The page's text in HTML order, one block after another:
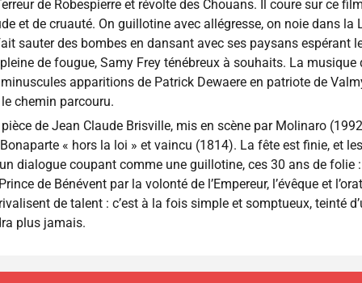
de Robespierre et révolte des Chouans. Il coure sur ce
et de cruauté. On guillotine avec allégresse, on noie dans
sauter des bombes en dansant avec ses paysans espérant
de fougue, Samy Frey ténébreux à souhaits. La musique
apparitions de Patrick Dewaere en patriote de
chemin parcouru.
de Jean Claude Brisville, mis en scène par Molinaro
« hors la loi » et vaincu (1814). La fête est finie, et
dialogue coupant comme une guillotine, ces 30 ans de folie
de Bénévent par la volonté de l’Empereur, l’évêque et
de talent : c’est à la fois simple et somptueux, teinté
plus jamais.